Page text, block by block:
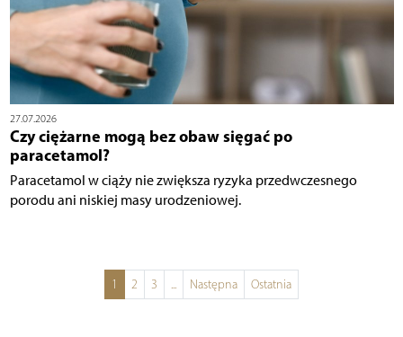
27.07.2026
Czy ciężarne mogą bez obaw sięgać po
paracetamol?
Paracetamol w ciąży nie zwiększa ryzyka przedwczesnego
porodu ani niskiej masy urodzeniowej.
1 2 3 ... Następna Ostatnia